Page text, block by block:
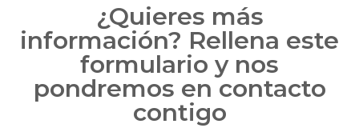
¿Quieres más
información? Rellena este
formulario y nos
pondremos en contacto
contigo